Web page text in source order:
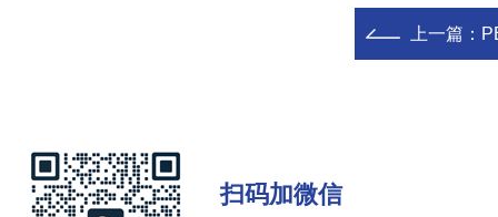
上一篇：
扫码加微信